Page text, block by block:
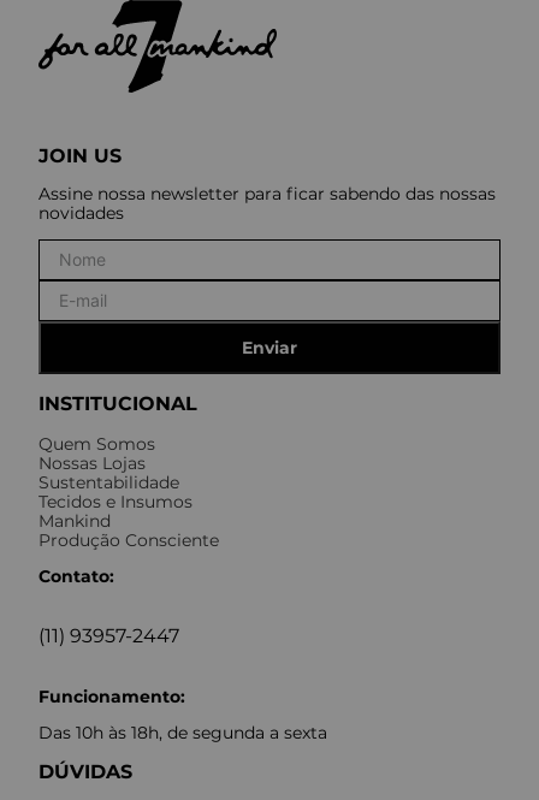
INSTITUCIONAL
Quem Somos
Nossas Lojas
Sustentabilidade
Tecidos e Insumos
Mankind
Produção Consciente
Contato:
(11) 93957-2447
Funcionamento:
Das 10h às 18h, de segunda a sexta
DÚVIDAS
JOIN US
Assine nossa newsletter para ficar sabendo das nossas
novidades
Enviar